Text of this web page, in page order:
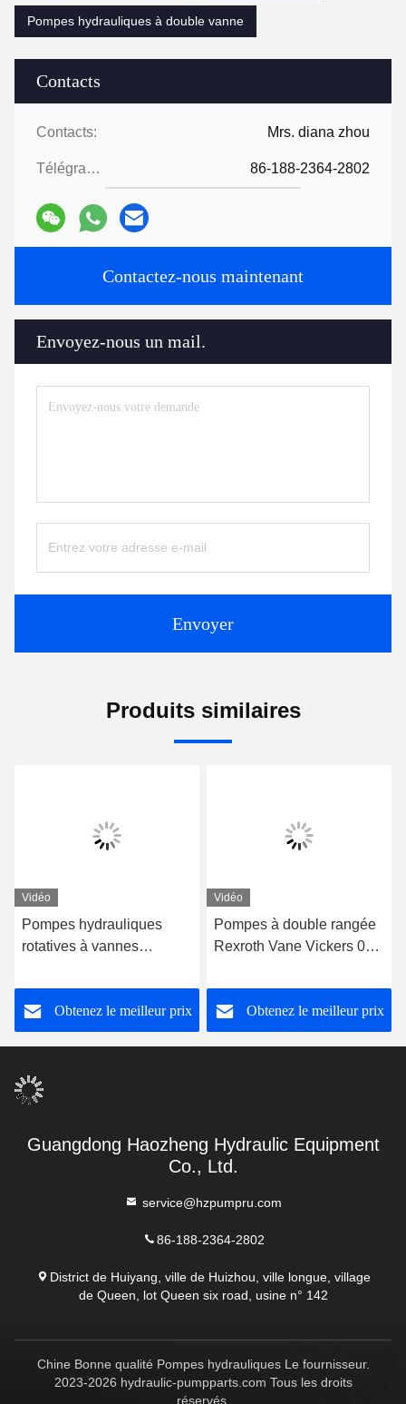
Contacts
Contacts: Mrs. diana zhou
Télégramme: 86-188-2364-2802
Contactez-nous maintenant
Envoyez-nous un mail.
Envoyer
Pompes hydrauliques à double vanne
Produits similaires
Vidéo
Pompes hydrauliques
rotatives à vannes
hydrauliques Vickers
20V11A-1D22R
Obtenez le meilleur prix
Vidéo
Pompes à double rangée
Rexroth Vane Vickers 02-
Obtenez le meilleur prix
Guangdong Haozheng Hydraulic Equipment
Co., Ltd.
service@hzpumpru.com
86-188-2364-2802
District de Huiyang, ville de Huizhou, ville longue, village
de Queen, lot Queen six road, usine n° 142
Chine Bonne qualité Pompes hydrauliques Le fournisseur.
2023-2026 hydraulic-pumpparts.com Tous les droits
réservés.